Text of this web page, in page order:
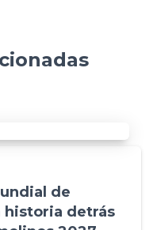
de
historia detrás